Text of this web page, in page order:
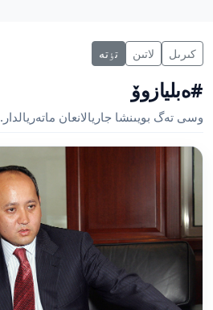
كىرىل لاتىن تٶتە
#ەبليازوۆ
وسى تەگ بويىنشا جاريالانعان ماتەريالدار.